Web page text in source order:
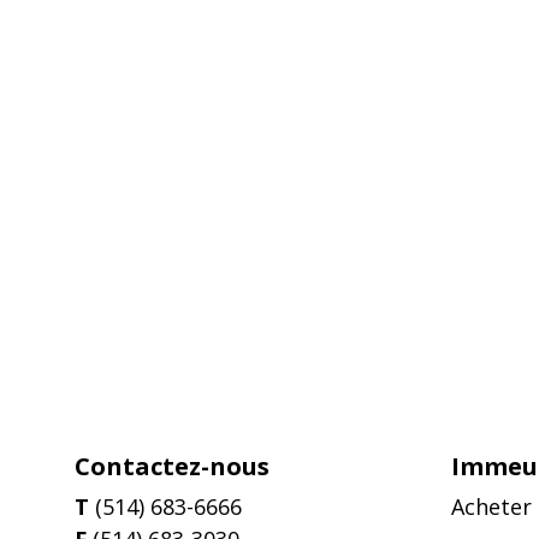
Contactez-nous
T (514) 683-6666
Acheter